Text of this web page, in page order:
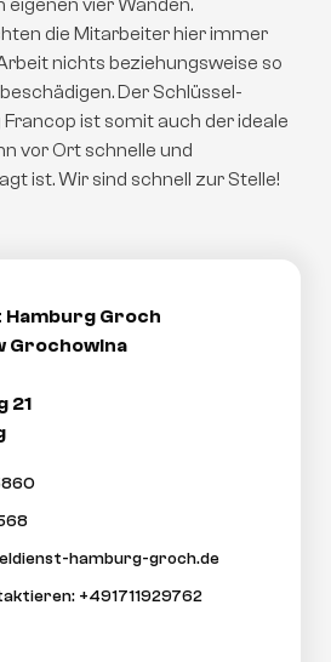
eigenen vier Wänden.
die Mitarbeiter hier immer
nichts beziehungsweise so
Der Schlüssel-
ist somit auch der ideale
vor Ort schnelle und
ist. Wir sind schnell zur Stelle!
Groch
Grochowina
21
hamburg-groch.de
+491711929762